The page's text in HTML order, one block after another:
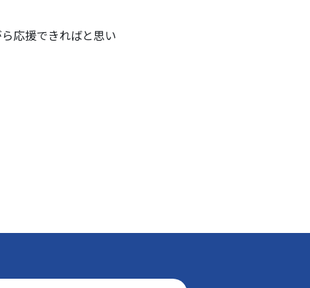
応援できればと思い